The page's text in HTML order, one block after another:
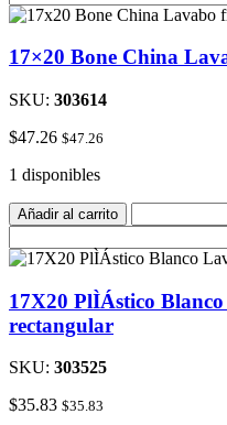
rectangular
17×20 Bone China
SKU: 303614
$47.26 $47.26
1 disponibles
Añadir al carrito
17X20 PlÌÁstico
rectangular
SKU: 303525
$35.83 $35.83